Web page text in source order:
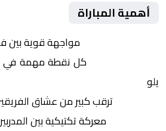
أهمية المباراة
مواجهة قوية بين
كل نقطة مهمة في
يلو
ترقب كبير من عشاق
معركة تكتيكية بين